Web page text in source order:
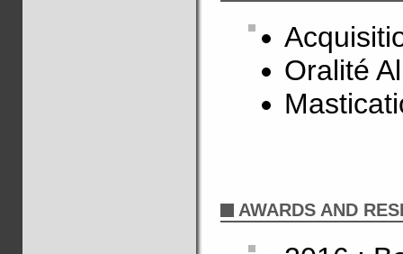
Oralité
AWARDS AND